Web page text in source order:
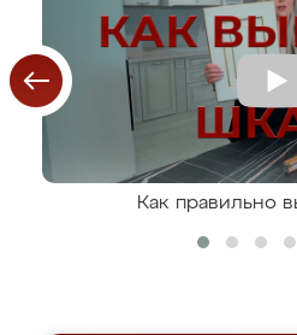
Как правильно